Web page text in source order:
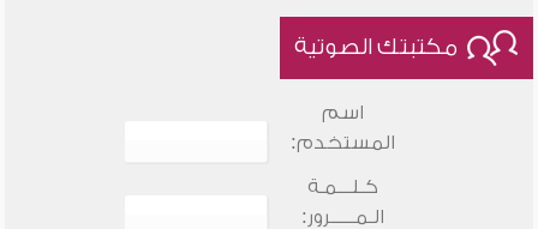
مكتبتك الصوتية
اسم
المستخدم:
كـلـــمـة
الـمـــــرور: